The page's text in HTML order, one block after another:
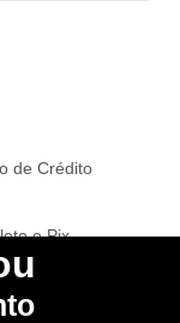
de Crédito
e Pix
Física